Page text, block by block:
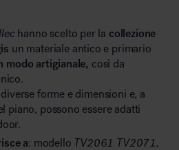
hanno scelto per la collezione
un materiale antico e primario
modo artigianale, così da
forme e dimensioni e, a
piano, possono essere adatti
a: modello TV2061 TV2071,